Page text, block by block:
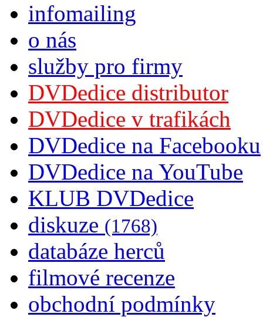
infomailing
o nás
služby pro firmy
DVDedice distributor
DVDedice v trafikách
DVDedice na Facebooku
DVDedice na YouTube
KLUB DVDedice
diskuze (1768)
databáze herců
filmové recenze
obchodní podmínky